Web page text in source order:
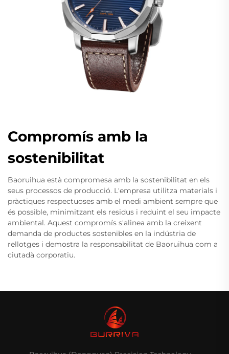
Compromís amb la
sostenibilitat
Baoruihua està compromesa amb la sostenibilitat en els
seus processos de producció. L'empresa utilitza materials i
pràctiques respectuoses amb el medi ambient sempre que
és possible, minimitzant els residus i reduint el seu impacte
ambiental. Aquest compromís s'alinea amb la creixent
demanda de productes sostenibles en la indústria de
rellotges i demostra la responsabilitat de Baoruihua com a
ciutadà corporatiu.